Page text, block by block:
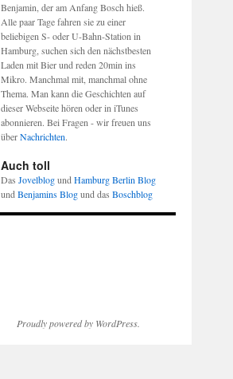
Benjamin, der am Anfang Bosch hieß.
Alle paar Tage fahren sie zu einer
beliebigen S- oder U-Bahn-Station in
Hamburg, suchen sich den nächstbesten
Laden mit Bier und reden 20min ins
Mikro. Manchmal mit, manchmal ohne
Thema. Man kann die Geschichten auf
dieser Webseite hören oder in iTunes
abonnieren. Bei Fragen - wir freuen uns
überNachrichten.
Auch toll
Das Jovelblogund Hamburg Berlin Blog
und Benjamins Blogund das Boschblog
Proudly powered by WordPress.